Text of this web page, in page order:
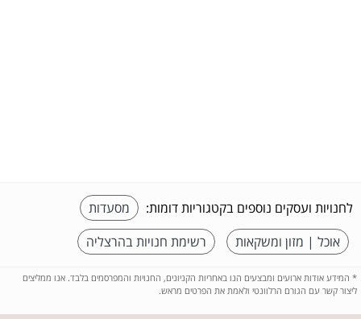
לחנויות ועסקים נוספים בקטגוריות דומות:
מסעדות
אוכל | מזון ומשקאות
רשימת חנויות בהרצליה
* המידע אודות ארועים ומבצעים הנו באחריות הקניונים, החנויות והמפרסמים בלבד. אנו ממליצים
ליצור קשר עם הגורם הרלוונטי ולאמת את הפרטים מראש.